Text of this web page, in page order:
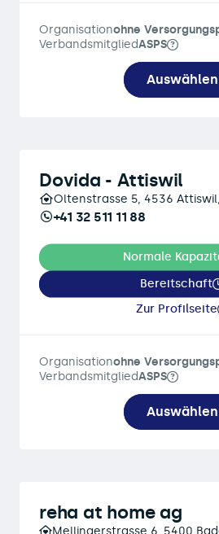
Organisationohne
VerbandsmitgliedASPS
Auswählen
Dovida - Attiswil
Oltenstrasse 5, 4536
+41 32 511 11 88
Normale
Bereitschaft
Zur Profilseite
Organisationohne
VerbandsmitgliedASPS
Auswählen
reha at home ag